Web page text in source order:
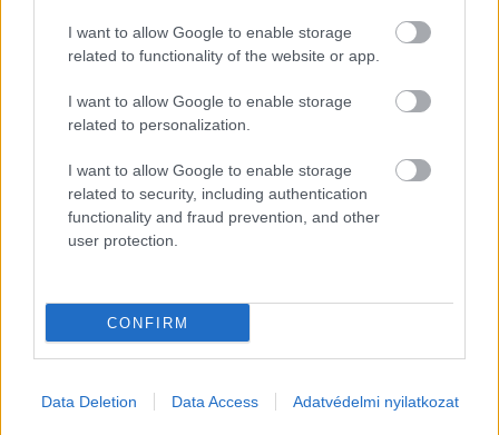
I want to allow Google to enable storage
related to functionality of the website or app.
I want to allow Google to enable storage
related to personalization.
I want to allow Google to enable storage
related to security, including authentication
functionality and fraud prevention, and other
user protection.
CONFIRM
Data Deletion Data Access Adatvédelmi nyilatkozat
asztalt tett ki az
udvarra,…
eltávolítottak egy férfi
lábából egy 34…
9 jel, hogy nem ez az
első életed a Földön:…
15 éve eltemettem a
fiamat, aztán
felvettem egy…
PREVIOUS POST
feleségét